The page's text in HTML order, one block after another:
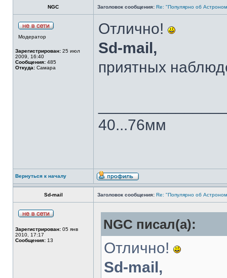
NGC Заголовок сообщения: Re: "Популярно об
Модератор
Зарегистрирован: 25 июл
2009, 16:40
Сообщения: 485
Откуда: Самара
Отлично!
Sd-mail,
приятных
40...76мм
Вернуться к началу
Sd-mail Заголовок сообщения: Re: "Популярно об
Зарегистрирован: 05 янв
2010, 17:17
Сообщения: 13
NGC писал(а):
Отлично!
Sd-mail,